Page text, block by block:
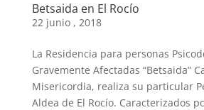
Betsaida en El Rocío
22 junio , 2018
La Residencia para personas
Gravemente Afectadas “Betsaida”
Misericordia, realiza su particular
Aldea de El Rocío. Caracterizados